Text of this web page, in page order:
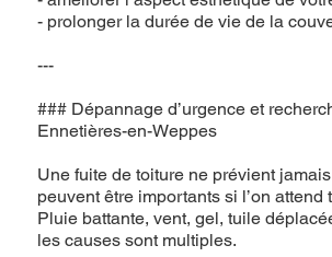
- prolonger la durée de vie de la
---
### Dépannage d’urgence et
Ennetières-en-Weppes
Une fuite de toiture ne prévient
peuvent être importants si l’on attend
Pluie battante, vent, gel, tuile
les causes sont multiples.